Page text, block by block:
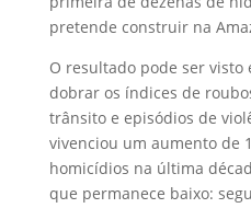
pretende construir na
O resultado pode ser visto
dobrar os índices de
trânsito e episódios de
vivenciou um aumento de
homicídios na última
que permanece baixo: